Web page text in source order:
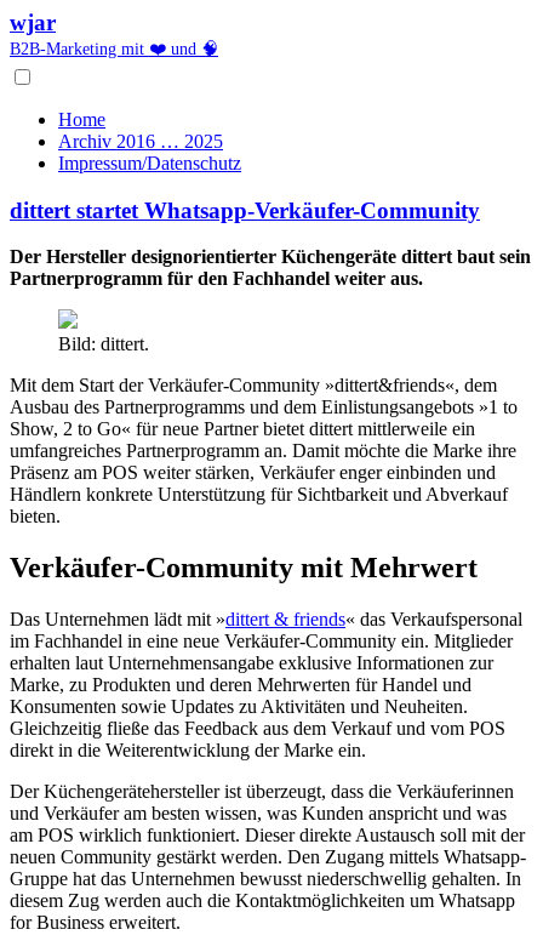
wjar
B2B-Marketing mit ❤️ und 🧠
Home
Archiv 2016 … 2025
Impressum/Datenschutz
dittert startet Whatsapp-Verkäufer-Community
Der Hersteller designorientierter Küchengeräte dittert baut sein
Partnerprogramm für den Fachhandel weiter aus.
Bild: dittert.
Mit dem Start der Verkäufer-Community »dittert&friends«, dem
Ausbau des Partnerprogramms und dem Einlistungsangebots »1 to
Show, 2 to Go« für neue Partner bietet dittert mittlerweile ein
umfangreiches Partnerprogramm an. Damit möchte die Marke ihre
Präsenz am POS weiter stärken, Verkäufer enger einbinden und
Händlern konkrete Unterstützung für Sichtbarkeit und Abverkauf
bieten.
Verkäufer-Community mit Mehrwert
Das Unternehmen lädt mit »dittert & friends« das Verkaufspersonal
im Fachhandel in eine neue Verkäufer-Community ein. Mitglieder
erhalten laut Unternehmensangabe exklusive Informationen zur
Marke, zu Produkten und deren Mehrwerten für Handel und
Konsumenten sowie Updates zu Aktivitäten und Neuheiten.
Gleichzeitig fließe das Feedback aus dem Verkauf und vom POS
direkt in die Weiterentwicklung der Marke ein.
Der Küchengerätehersteller ist überzeugt, dass die Verkäuferinnen
und Verkäufer am besten wissen, was Kunden anspricht und was
am POS wirklich funktioniert. Dieser direkte Austausch soll mit der
neuen Community gestärkt werden. Den Zugang mittels Whatsapp-
Gruppe hat das Unternehmen bewusst niederschwellig gehalten. In
diesem Zug werden auch die Kontaktmöglichkeiten um Whatsapp
for Business erweitert.